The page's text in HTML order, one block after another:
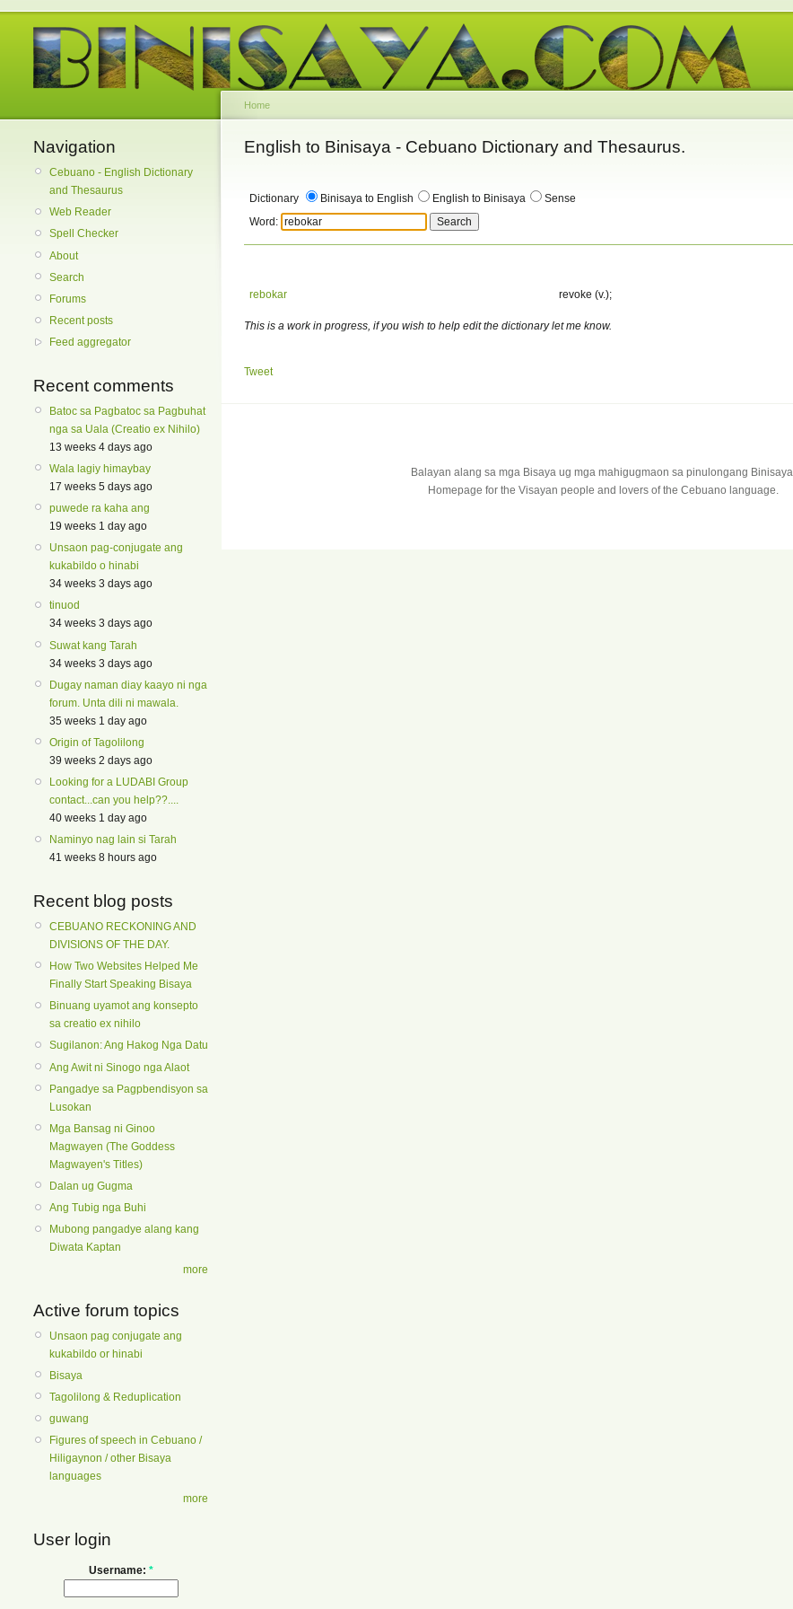
Navigation
Cebuano - English Dictionary
and Thesaurus
Web Reader
Spell Checker
About
Search
Forums
Recent posts
Feed aggregator
Recent comments
Batoc sa Pagbatoc sa Pagbuhat
nga sa Uala (Creatio ex Nihilo)
13 weeks 4 days ago
Wala lagiy himaybay
17 weeks 5 days ago
puwede ra kaha ang
19 weeks 1 day ago
Unsaon pag-conjugate ang
kukabildo o hinabi
34 weeks 3 days ago
tinuod
34 weeks 3 days ago
Suwat kang Tarah
34 weeks 3 days ago
Dugay naman diay kaayo ni nga
forum. Unta dili ni mawala.
35 weeks 1 day ago
Origin of Tagolilong
39 weeks 2 days ago
Looking for a LUDABI Group
contact...can you help??....
40 weeks 1 day ago
Naminyo nag lain si Tarah
41 weeks 8 hours ago
Recent blog posts
CEBUANO RECKONING AND
DIVISIONS OF THE DAY.
How Two Websites Helped Me
Finally Start Speaking Bisaya
Binuang uyamot ang konsepto
sa creatio ex nihilo
Sugilanon: Ang Hakog Nga Datu
Ang Awit ni Sinogo nga Alaot
Pangadye sa Pagpbendisyon sa
Lusokan
Mga Bansag ni Ginoo
Magwayen (The Goddess
Magwayen's Titles)
Dalan ug Gugma
Ang Tubig nga Buhi
Mubong pangadye alang kang
Diwata Kaptan
more
Active forum topics
Unsaon pag conjugate ang
kukabildo or hinabi
Bisaya
Tagolilong & Reduplication
guwang
Figures of speech in Cebuano /
Hiligaynon / other Bisaya
languages
more
User login
Username: *
Home
English to Binisaya - Cebuano Dictionary and Thesaurus.
Dictionary Binisaya to English English to Binisaya
Sense
Word:
rebokar revoke (v.);
This is a work in progress, if you wish to help edit the dictionary let me know.
Tweet
Balayan alang sa mga Bisaya ug mga mahigugmaon sa pinulongang Binisaya.
Homepage for the Visayan people and lovers of the Cebuano language.